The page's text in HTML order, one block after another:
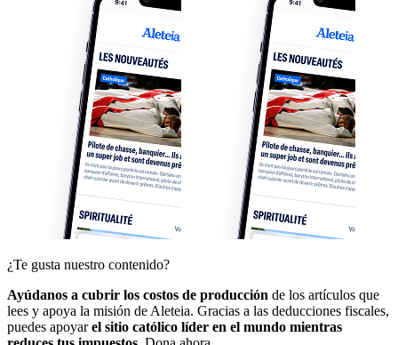
¿Te gusta nuestro contenido?
Ayúdanos a cubrir los costos de producción de los artículos que
lees y apoya la misión de Aleteia. Gracias a las deducciones fiscales,
puedes apoyarel sitio católico líder en el mundo mientras